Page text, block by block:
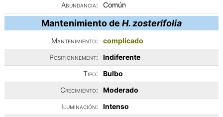
Abundancia:
Común
Mantenimiento de H. zosterifolia
Mantenimiento:
complicado
Positionnement:
Indiferente
Tipo:
Bulbo
Crecimiento:
Moderado
Iluminación:
Intenso